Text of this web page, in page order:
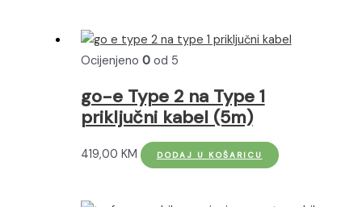
do
više
varijanti.
Opcije
se
mogu
odabrati
na
Ocijenjeno 0od 5
go-e Type 2 na Type 1
priključni kabel (5m)
419,00 KM DODAJ U KOŠARICU